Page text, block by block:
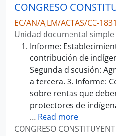
CONGRESO
EC/AN/AJLM/ACTAS/CC-
Unidad documental simple
Informe:
contribución de
Segunda discusión:
a tercera. 3. Informe:
sobre rentas que
protectores de
… Read more
CONGRESO